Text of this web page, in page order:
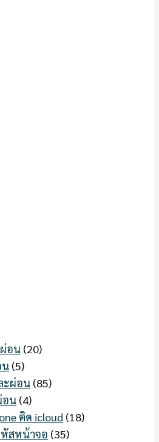
อน (20)
น (5)
ะผ่อน (85)
อน (4)
ติด icloud (18)
สหน้าจอ (35)